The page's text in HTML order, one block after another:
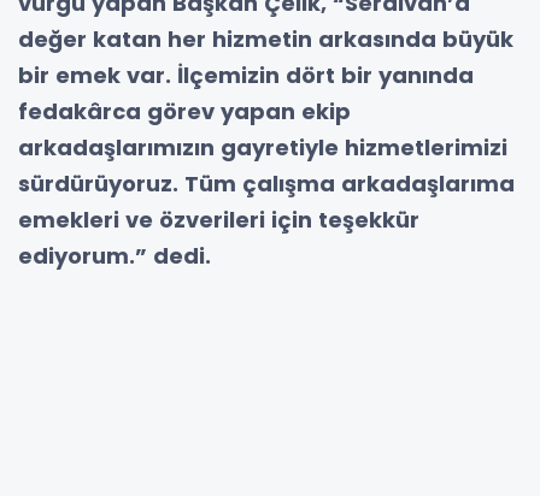
değer katan her hizmetin arkasında büyük
bir emek var. İlçemizin dört bir yanında
fedakârca görev yapan ekip
arkadaşlarımızın gayretiyle hizmetlerimizi
sürdürüyoruz. Tüm çalışma arkadaşlarıma
emekleri ve özverileri için teşekkür
ediyorum.” dedi.